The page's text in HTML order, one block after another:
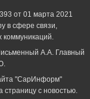
от 01 марта 2021
в сфере связи,
А.А. Главный
"СарИнформ"
страницу с новостью.